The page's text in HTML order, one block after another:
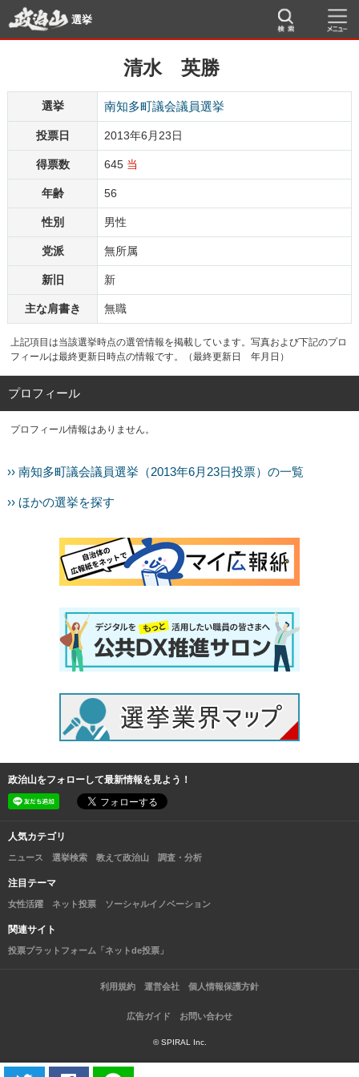
選挙
清水 英勝
選挙 南知多町議会議員選挙
投票日 2013年6月23日
得票数 645 当
年齢 56
性別 男性
党派 無所属
新旧 新
主な肩書き 無職
上記項目は当該選挙時点の選管情報を掲載しています。写真および下記のプロ
フィールは最終更新日時点の情報です。（最終更新日 年月日）
プロフィール
プロフィール情報はありません。
›› 南知多町議会議員選挙（2013年6月23日投票）の一覧
›› ほかの選挙を探す
政治山をフォローして最新情報を見よう！
人気カテゴリ
ニュース 選挙検索 教えて政治山 調査・分析
注目テーマ
女性活躍 ネット投票 ソーシャルイノベーション
関連サイト
投票プラットフォーム「ネットde投票」
利用規約 運営会社 個人情報保護方針
広告ガイド お問い合わせ
© SPIRAL Inc.